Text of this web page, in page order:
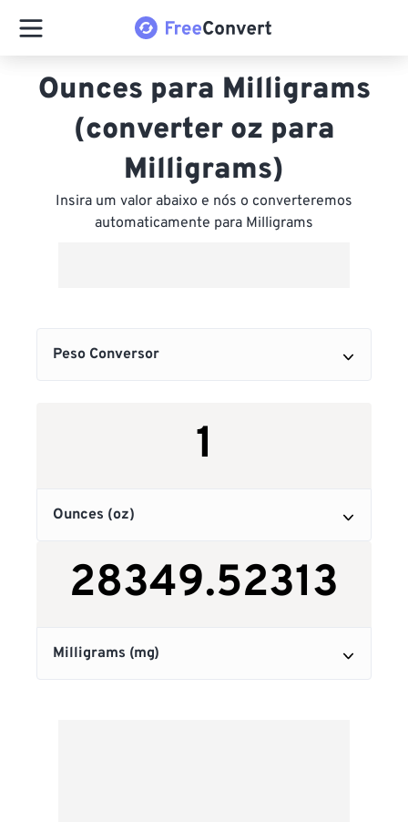
Ounces para Milligrams
(converter oz para
Milligrams)
Insira um valor abaixo e nós o converteremos
automaticamente para Milligrams